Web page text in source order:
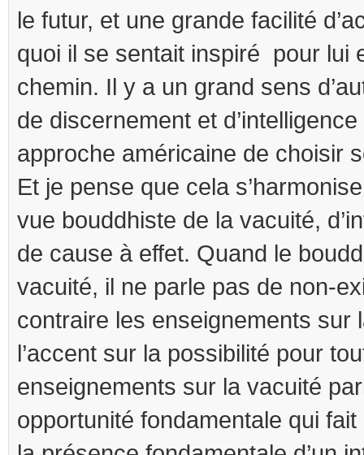
le futur, et une grande facilité
quoi il se sentait inspiré pour lui
chemin. Il y a un grand sens
de discernement et
approche américaine de choisir
Et je pense que cela
vue bouddhiste de la vacuité,
de cause à effet. Quand le
vacuité, il ne parle pas de non-
contraire les enseignements sur
l’accent sur la possibilité pour
enseignements sur la vacuité
opportunité fondamentale qui